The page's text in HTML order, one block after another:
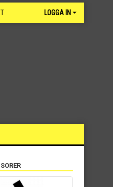
LOGGA IN